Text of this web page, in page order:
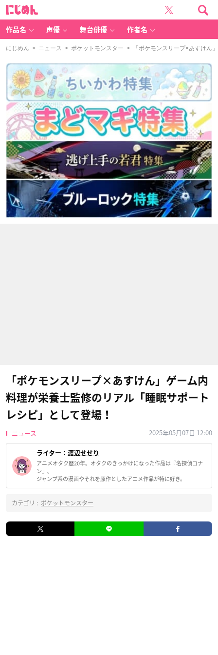
作品名 声優 舞台俳優 作者名
にじめん > ニュース > ポケットモンスター > 「ポケモンスリープ×あすけん
「ポケモンスリープ×あすけん」ゲーム内
料理が栄養士監修のリアル「睡眠サポート
レシピ」として登場！
ニュース 2025年05月07日 12:00
ライター： 渡辺せせり
アニメオタク歴20年。オタクのきっかけになった作品は『名探偵コナ
ン』。
ジャンプ系の漫画やそれを原作としたアニメ作品が特に好き。
カテゴリ : ポケットモンスター